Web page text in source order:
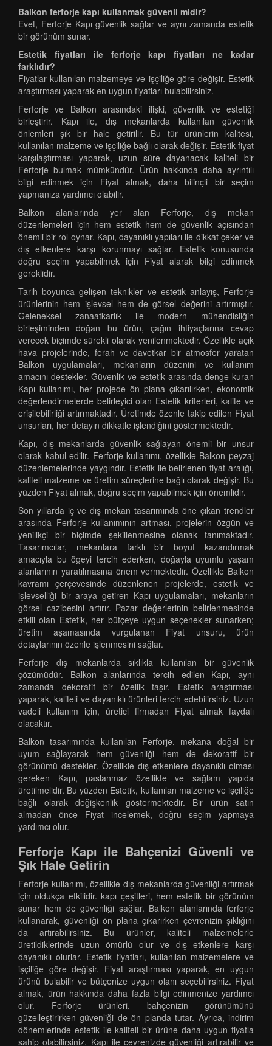
Balkon ferforje kapı kullanmak güvenli midir?
Evet, Ferforje Kapı güvenlik sağlar ve aynı zamanda estetik
bir görünüm sunar.
Estetik fiyatları ile ferforje kapı fiyatları ne kadar
farklıdır?
Fiyatlar kullanılan malzemeye ve işçiliğe göre değişir. Estetik
araştırması yaparak en uygun fiyatları bulabilirsiniz.
Ferforje ve Balkon arasındaki ilişki, güvenlik ve estetiği
birleştirir. Kapı ile, dış mekanlarda kullanılan güvenlik
önlemleri şık bir hale getirilir. Bu tür ürünlerin kalitesi,
kullanılan malzeme ve işçiliğe bağlı olarak değişir. Estetik fiyat
karşılaştırması yaparak, uzun süre dayanacak kaliteli bir
Ferforje bulmak mümkündür. Ürün hakkında daha ayrıntılı
bilgi edinmek için Fiyat almak, daha bilinçli bir seçim
yapmanıza yardımcı olabilir.
Balkon alanlarında yer alan Ferforje, dış mekan
düzenlemeleri için hem estetik hem de güvenlik açısından
önemli bir rol oynar. Kapı, dayanıklı yapıları ile dikkat çeker ve
dış etkenlere karşı korunmayı sağlar. Estetik konusunda
doğru seçim yapabilmek için Fiyat alarak bilgi edinmek
gereklidir.
Tarih boyunca gelişen teknikler ve estetik anlayış, Ferforje
ürünlerinin hem işlevsel hem de görsel değerini artırmıştır.
Geleneksel zanaatkarlık ile modern mühendisliğin
birleşiminden doğan bu ürün, çağın ihtiyaçlarına cevap
verecek biçimde sürekli olarak yenilenmektedir. Özellikle açık
hava projelerinde, ferah ve davetkar bir atmosfer yaratan
Balkon uygulamaları, mekanların düzenini ve kullanım
amacını destekler. Güvenlik ve estetik arasında denge kuran
Kapı kullanımı, her projede ön plana çıkarılırken, ekonomik
değerlendirmelerde belirleyici olan Estetik kriterleri, kalite ve
erişilebilirliği artırmaktadır. Üretimde özenle takip edilen Fiyat
unsurları, her detayın dikkatle işlendiğini göstermektedir.
Kapı, dış mekanlarda güvenlik sağlayan önemli bir unsur
olarak kabul edilir. Ferforje kullanımı, özellikle Balkon peyzaj
düzenlemelerinde yaygındır. Estetik ile belirlenen fiyat aralığı,
kaliteli malzeme ve üretim süreçlerine bağlı olarak değişir. Bu
yüzden Fiyat almak, doğru seçim yapabilmek için önemlidir.
Son yıllarda iç ve dış mekan tasarımında öne çıkan trendler
arasında Ferforje kullanımının artması, projelerin özgün ve
yenilikçi bir biçimde şekillenmesine olanak tanımaktadır.
Tasarımcılar, mekanlara farklı bir boyut kazandırmak
amacıyla bu ögeyi tercih ederken, doğayla uyumlu yaşam
alanlarının yaratılmasına önem vermektedir. Özellikle Balkon
kavramı çerçevesinde düzenlenen projelerde, estetik ve
işlevselliği bir araya getiren Kapı uygulamaları, mekanların
görsel cazibesini artırır. Pazar değerlerinin belirlenmesinde
etkili olan Estetik, her bütçeye uygun seçenekler sunarken;
üretim aşamasında vurgulanan Fiyat unsuru, ürün
detaylarının özenle işlenmesini sağlar.
Ferforje dış mekanlarda sıklıkla kullanılan bir güvenlik
çözümüdür. Balkon alanlarında tercih edilen Kapı, aynı
zamanda dekoratif bir özellik taşır. Estetik araştırması
yaparak, kaliteli ve dayanıklı ürünleri tercih edebilirsiniz. Uzun
vadeli kullanım için, üretici firmadan Fiyat almak faydalı
olacaktır.
Balkon tasarımında kullanılan Ferforje, mekana doğal bir
uyum sağlayarak hem güvenliği hem de dekoratif bir
görünümü destekler. Özellikle dış etkenlere dayanıklı olması
gereken Kapı, paslanmaz özellikte ve sağlam yapıda
üretilmelidir. Bu yüzden Estetik, kullanılan malzeme ve işçiliğe
bağlı olarak değişkenlik göstermektedir. Bir ürün satın
almadan önce Fiyat incelemek, doğru seçim yapmaya
yardımcı olur.
Ferforje Kapı ile Bahçenizi Güvenli ve
Şık Hale Getirin
Ferforje kullanımı, özellikle dış mekanlarda güvenliği artırmak
için oldukça etkilidir. kapı çeşitleri, hem estetik bir görünüm
sunar hem de güvenliği sağlar. Balkon alanlarında ferforje
kullanarak, güvenliği ön plana çıkarırken çevrenizin şıklığını
da artırabilirsiniz. Bu ürünler, kaliteli malzemelerle
üretildiklerinde uzun ömürlü olur ve dış etkenlere karşı
dayanıklı olurlar. Estetik fiyatları, kullanılan malzemelere ve
işçiliğe göre değişir. Fiyat araştırması yaparak, en uygun
ürünü bulabilir ve bütçenize uygun olanı seçebilirsiniz. Fiyat
almak, ürün hakkında daha fazla bilgi edinmenize yardımcı
olur. Ferforje ürünleri, bahçenizin görünümünü
güzelleştirirken güvenliği de ön planda tutar. Ayrıca, indirim
dönemlerinde estetik ile kaliteli bir ürüne daha uygun fiyatla
sahip olabilirsiniz. Kapı ile çevrenizde güvenliği artırabilir ve